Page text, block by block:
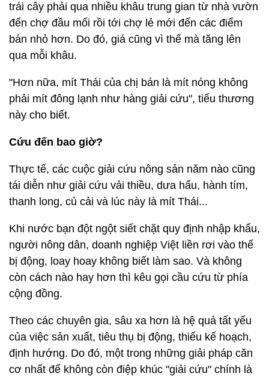
trái cây phải qua nhiều khâu trung gian từ nhà vườn
đến chợ đầu mối rồi tới chợ lẻ mới đến các điểm
bán nhỏ hơn. Do đó, giá cũng vì thế mà tăng lên
qua mỗi khâu.
"Hơn nữa, mít Thái của chị bán là mít nóng không
phải mít đông lạnh như hàng giải cứu", tiểu thương
này cho biết.
Cứu đến bao giờ?
Thực tế, các cuộc giải cứu nông sản năm nào cũng
tái diễn như giải cứu vải thiều, dưa hấu, hành tím,
thanh long, củ cải và lúc này là mít Thái...
Khi nước bạn đột ngột siết chặt quy định nhập khẩu,
người nông dân, doanh nghiệp Việt liền rơi vào thế
bị động, loay hoay không biết làm sao. Và không
còn cách nào hay hơn thì kêu gọi cầu cứu từ phía
cộng đồng.
Theo các chuyên gia, sâu xa hơn là hệ quả tất yếu
của việc sản xuất, tiêu thụ bị động, thiếu kế hoạch,
định hướng. Do đó, một trong những giải pháp căn
cơ nhất để không còn điệp khúc "giải cứu" chính là